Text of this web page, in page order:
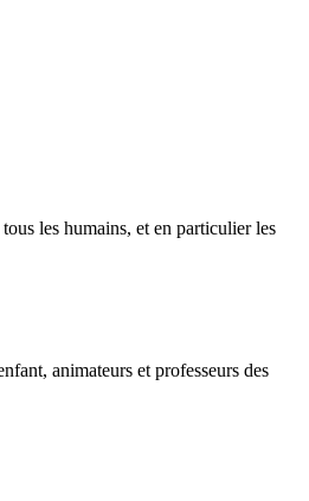
les humains, et en particulier les
animateurs et professeurs des